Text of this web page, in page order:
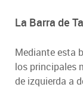
La Barra de
Mediante esta
los principales
de izquierda a